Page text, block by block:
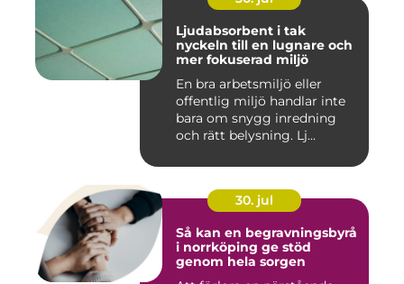
Ljudabsorbent i tak
nyckeln till en lugnare och
mer fokuserad miljö
En bra arbetsmiljö eller
offentlig miljö handlar inte
bara om snygg inredning
och rätt belysning. Lj...
30. jul
Så kan en begravningsbyrå
i norrköping ge stöd
genom hela sorgen